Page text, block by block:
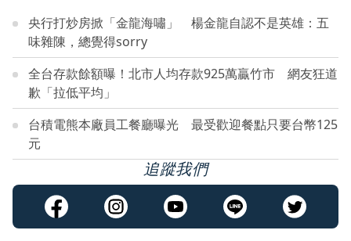
央行打炒房掀「金龍海嘯」 楊金龍自認不是英雄：五
味雜陳，總覺得sorry
全台存款餘額曝！北市人均存款925萬贏竹市 網友狂道
歉「拉低平均」
台積電熊本廠員工餐廳曝光 最受歡迎餐點只要台幣125
元
追蹤我們